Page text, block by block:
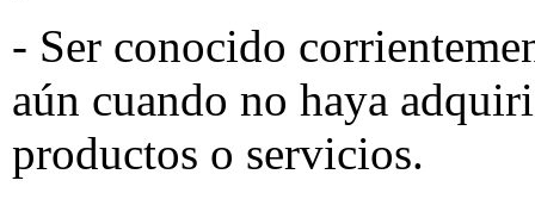
- Ser conocido
aún cuando no haya
productos o servicios.